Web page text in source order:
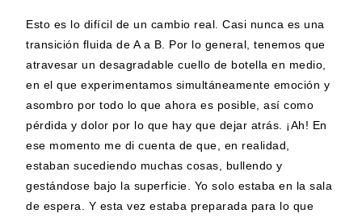
Esto es lo difícil de un cambio real. Casi nunca es una
transición fluida de A a B. Por lo general, tenemos que
atravesar un desagradable cuello de botella en medio,
en el que experimentamos simultáneamente emoción y
asombro por todo lo que ahora es posible, así como
pérdida y dolor por lo que hay que dejar atrás. ¡Ah! En
ese momento me di cuenta de que, en realidad,
estaban sucediendo muchas cosas, bullendo y
gestándose bajo la superficie. Yo solo estaba en la sala
de espera. Y esta vez estaba preparada para lo que